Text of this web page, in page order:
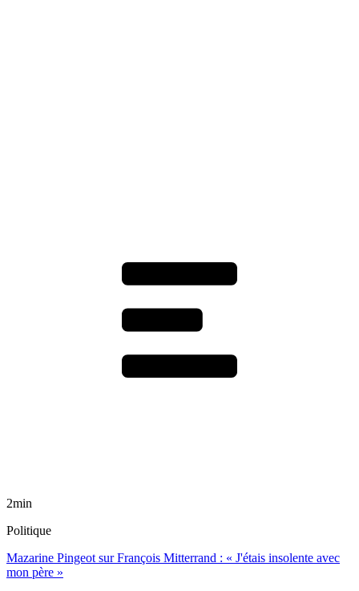
2min
Politique
Mazarine Pingeot sur François Mitterrand : « J'étais insolente avec
mon père »